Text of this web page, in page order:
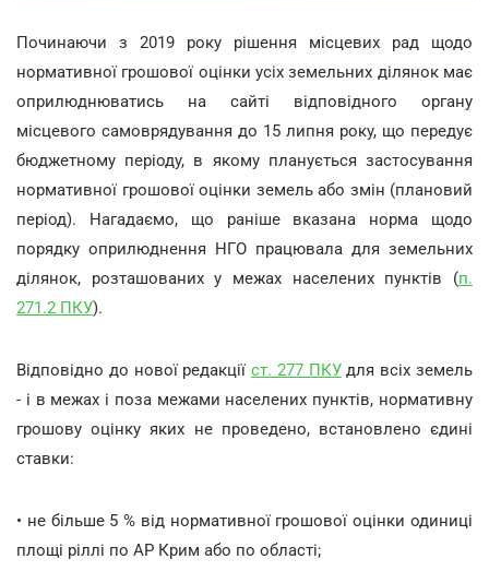
Починаючи з 2019 року рішення місцевих рад щодо
нормативної грошової оцінки усіх земельних ділянок має
оприлюднюватись на сайті відповідного органу
місцевого самоврядування до 15 липня року, що передує
бюджетному періоду, в якому планується застосування
нормативної грошової оцінки земель або змін (плановий
період). Нагадаємо, що раніше вказана норма щодо
порядку оприлюднення НГО працювала для земельних
ділянок, розташованих у межах населених пунктів (п.
271.2 ПКУ).
Відповідно до нової редакціїст. 277 ПКУдля всіх земель
- і в межах і поза межами населених пунктів, нормативну
грошову оцінку яких не проведено, встановлено єдині
ставки:
• не більше 5 % від нормативної грошової оцінки одиниці
площі ріллі по АР Крим або по області;